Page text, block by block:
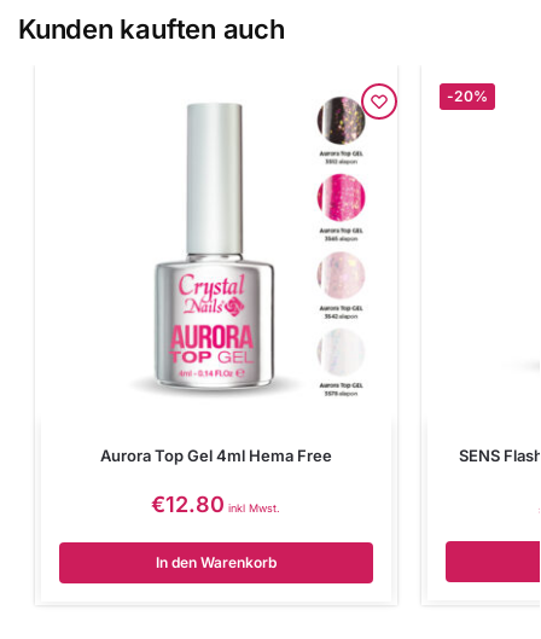
Kunden kauften auch
Aurora Top Gel 4ml Hema Free
€12.80 inkl Mwst.
In den Warenkorb
-20%
SENS